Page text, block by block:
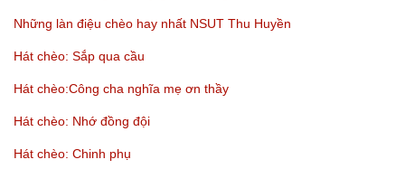
Những làn điệu chèo hay nhất NSUT Thu Huyền
Hát chèo: Sắp qua cầu
Hát chèo:Công cha nghĩa mẹ ơn thầy
Hát chèo: Nhớ đồng đội
Hát chèo: Chinh phụ